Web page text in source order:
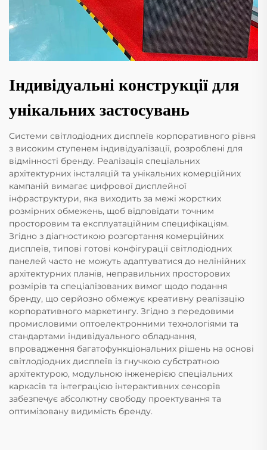
Індивідуальні конструкції для
унікальних застосувань
Системи світлодіодних дисплеїв корпоративного рівня
з високим ступенем індивідуалізації, розроблені для
відмінності бренду. Реалізація спеціальних
архітектурних інсталяцій та унікальних комерційних
кампаній вимагає цифрової дисплейної
інфраструктури, яка виходить за межі жорстких
розмірних обмежень, щоб відповідати точним
просторовим та експлуатаційним специфікаціям.
Згідно з діагностикою розгортання комерційних
дисплеїв, типові готові конфігурації світлодіодних
панелей часто не можуть адаптуватися до нелінійних
архітектурних планів, неправильних просторових
розмірів та спеціалізованих вимог щодо подання
бренду, що серйозно обмежує креативну реалізацію
корпоративного маркетингу. Згідно з передовими
промисловими оптоелектронними технологіями та
стандартами індивідуального обладнання,
впровадження багатофункціональних рішень на основі
світлодіодних дисплеїв із гнучкою субстратною
архітектурою, модульною інженерією спеціальних
каркасів та інтеграцією інтерактивних сенсорів
забезпечує абсолютну свободу проектування та
оптимізовану видимість бренду.